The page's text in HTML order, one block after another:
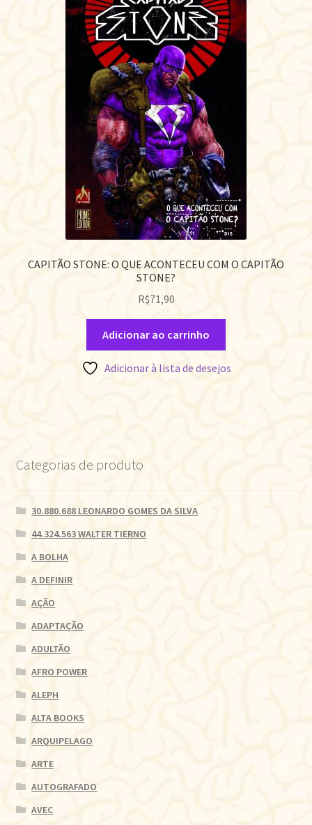
CAPITÃO STONE: O QUE ACONTECEU COM O CAPITÃO
STONE?
R$71,90
Adicionar ao carrinho
Adicionar à lista de desejos
Categorias de produto
30.880.688 LEONARDO GOMES DA SILVA
44.324.563 WALTER TIERNO
A BOLHA
A DEFINIR
AÇÃO
ADAPTAÇÃO
ADULTÃO
AFRO POWER
ALEPH
ALTA BOOKS
ARQUIPELAGO
ARTE
AUTOGRAFADO
AVEC